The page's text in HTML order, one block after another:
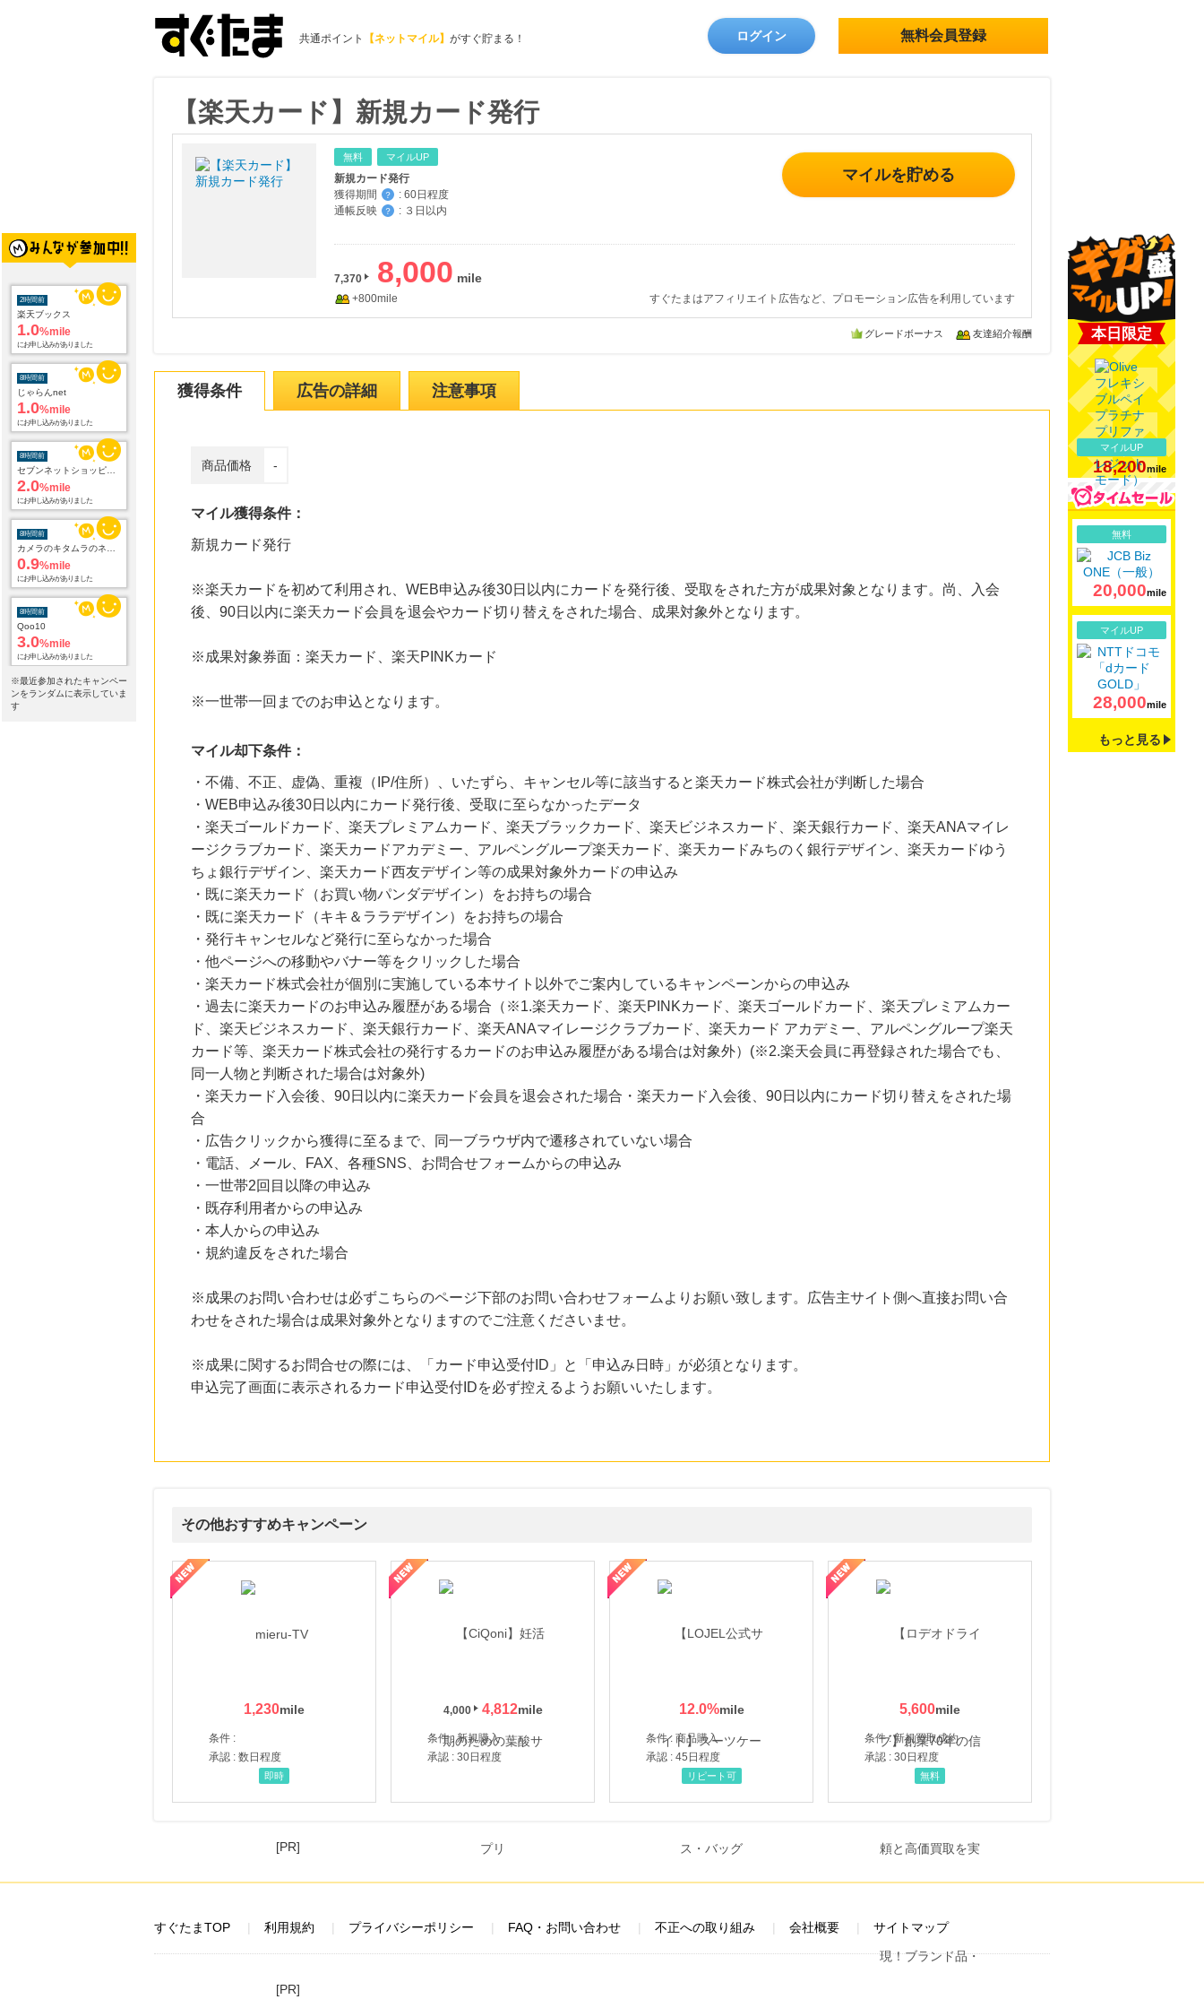
共通ポイント 【ネットマイル】 がすぐ貯まる！ ログイン 無料会員登録
2時間前
楽天ブックス
1.0%mile
にお申し込みがありました
8時間前
じゃらんnet
1.0%mile
にお申し込みがありました
8時間前
2.0%mile
にお申し込みがありました
8時間前
0.9%mile
にお申し込みがありました
8時間前
Qoo10
3.0%mile
にお申し込みがありました
8時間前
※最近参加されたキャンペー
ンをランダムに表示していま
す
【楽天カード】新規カード発行
無料 マイルUP
新規カード発行
獲得期間
？ : 60日程度
通帳反映
？ : ３日以内
マイルを貯める
7,370 8,000
+800mile すぐたまはアフィリエイト広告など、プロモーション広告を利用しています
グレードボーナス 友達紹介報酬
獲得条件 広告の詳細 注意事項
商品価格 -
マイル獲得条件：
新規カード発行
※楽天カードを初めて利用され、WEB申込み後30日以内にカードを発行後、受取をされた方が成果対象となります。尚、入会
後、90日以内に楽天カード会員を退会やカード切り替えをされた場合、成果対象外となります。
※成果対象券面：楽天カード、楽天PINKカード
※一世帯一回までのお申込となります。
マイル却下条件：
・不備、不正、虚偽、重複（IP/住所）、いたずら、キャンセル等に該当すると楽天カード株式会社が判断した場合
・WEB申込み後30日以内にカード発行後、受取に至らなかったデータ
・楽天ゴールドカード、楽天プレミアムカード、楽天ブラックカード、楽天ビジネスカード、楽天銀行カード、楽天ANAマイレ
ージクラブカード、楽天カードアカデミー、アルペングループ楽天カード、楽天カードみちのく銀行デザイン、楽天カードゆう
ちょ銀行デザイン、楽天カード西友デザイン等の成果対象外カードの申込み
・既に楽天カード（お買い物パンダデザイン）をお持ちの場合
・既に楽天カード（キキ＆ララデザイン）をお持ちの場合
・発行キャンセルなど発行に至らなかった場合
・他ページへの移動やバナー等をクリックした場合
・楽天カード株式会社が個別に実施している本サイト以外でご案内しているキャンペーンからの申込み
・過去に楽天カードのお申込み履歴がある場合（※1.楽天カード、楽天PINKカード、楽天ゴールドカード、楽天プレミアムカー
ド、楽天ビジネスカード、楽天銀行カード、楽天ANAマイレージクラブカード、楽天カード アカデミー、アルペングループ楽天
カード等、楽天カード株式会社の発行するカードのお申込み履歴がある場合は対象外）(※2.楽天会員に再登録された場合でも、
同一人物と判断された場合は対象外)
・楽天カード入会後、90日以内に楽天カード会員を退会された場合・楽天カード入会後、90日以内にカード切り替えをされた場
合
・広告クリックから獲得に至るまで、同一ブラウザ内で遷移されていない場合
・電話、メール、FAX、各種SNS、お問合せフォームからの申込み
・一世帯2回目以降の申込み
・既存利用者からの申込み
・本人からの申込み
・規約違反をされた場合
※成果のお問い合わせは必ずこちらのページ下部のお問い合わせフォームよりお願い致します。広告主サイト側へ直接お問い合
わせをされた場合は成果対象外となりますのでご注意くださいませ。
※成果に関するお問合せの際には、「カード申込受付ID」と「申込み日時」が必須となります。
申込完了画面に表示されるカード申込受付IDを必ず控えるようお願いいたします。
その他おすすめキャンペーン
1,230
条件 :
承認 : 数日程度
即時
4,000 4,812
条件 : 新規購入
承認 : 30日程度
12.0%
条件 : 商品購入
承認 : 45日程度
【LOJEL公式サイト】スーツケース・バッグ
リピート可
5,600
条件 : 新規買取成約
承認 : 30日程度
【ロデオドライブ】創業70年の信頼と高価買取を実現！ブランド品・貴金属の無料査定
無料
本日限定
マイルUP
18,200mile
無料
20,000mile
マイルUP
28,000mile
もっと見る
[PR]
すぐたまTOP 利用規約 プライバシーポリシー FAQ・お問い合わせ 不正への取り組み 会社概要 サイトマップ
[PR]